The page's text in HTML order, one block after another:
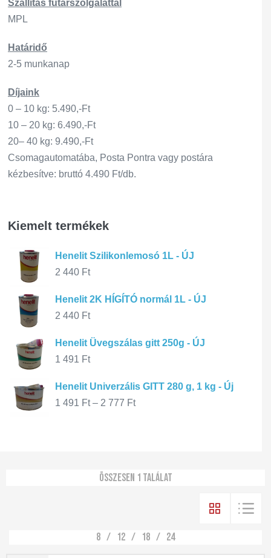
Szállítás futárszo lgálattal
MPL
Határidő
2-5 munkanap
Díjaink
0 – 10 kg: 5.490,-Ft
10 – 20 kg: 6.490,-Ft
20– 40 kg: 9.490,-Ft
Csomagautomatába, Posta Pontra vagy postára
kézbesítve: bruttó 4.490 Ft/db.
Kiemelt termékek
Henelit Szilikonlemosó 1L - ÚJ
2 440 Ft
Henelit 2K HÍGÍTÓ normál 1L - ÚJ
2 440 Ft
Henelit Üvegszálas gitt 250g - ÚJ
1 491 Ft
Henelit Univerzális GITT 280 g, 1 kg - Új
1 491 Ft – 2 777 Ft
Összesen 1 találat
8 12 18 24